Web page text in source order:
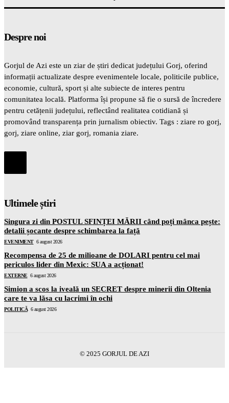
Despre noi
Gorjul de Azi este un ziar de știri dedicat județului Gorj, oferind
informații actualizate despre evenimentele locale, politicile publice,
economie, cultură, sport și alte subiecte de interes pentru
comunitatea locală. Platforma își propune să fie o sursă de încredere
pentru cetățenii județului, reflectând realitatea cotidiană și
promovând transparența prin jurnalism obiectiv. Tags : ziare ro gorj,
gorj, ziare online, ziar gorj, romania ziare.
Ultimele știri
Singura zi din POSTUL SFINȚEI MĂRII când poți mânca pește:
detalii șocante despre schimbarea la față
EVENIMENT 6 august 2026
Recompensa de 25 de milioane de DOLARI pentru cel mai
periculos lider din Mexic: SUA a acționat!
EXTERNE 6 august 2026
Simion a scos la iveală un SECRET despre minerii din Oltenia
care te va lăsa cu lacrimi în ochi
POLITICĂ 6 august 2026
© 2025 GORJUL DE AZI